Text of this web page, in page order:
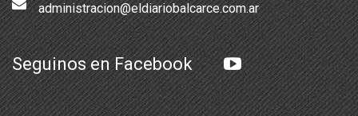
administracion@eldiariobalcarce.com.ar
Seguinos en Facebook